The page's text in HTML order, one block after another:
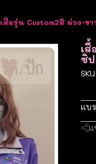
เสื้อรุ่น Custom2สี ม่วง-ข
เสื้
ซิป
แบ
แ